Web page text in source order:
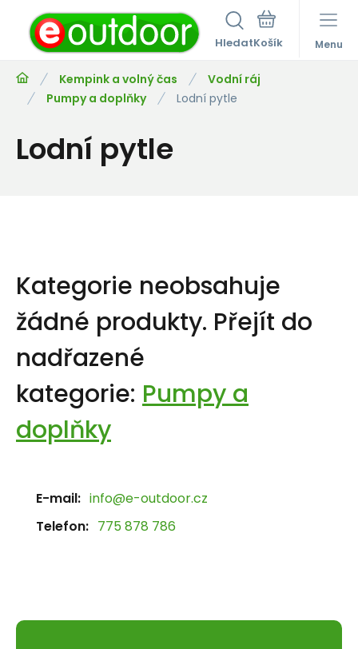
Hledat Menu
Kempink a volný čas
Vodní ráj
Pumpy a doplňky
Lodní pytle
Lodní pytle
Kategorie neobsahuje
žádné produkty. Přejít do
nadřazené
kategorie: Pumpy a
doplňky
E-mail: info@e-outdoor.cz
Telefon: 775 878 786